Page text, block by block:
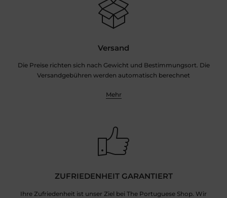
Versand
Die Preise richten sich nach Gewicht und Bestimmungsort. Die
Versandgebühren werden automatisch berechnet
Mehr
ZUFRIEDENHEIT GARANTIERT
Ihre Zufriedenheit ist unser Ziel bei The Portuguese Shop. Wir